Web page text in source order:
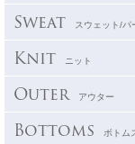
Sweat スウェット/パ
Knit ニット
Outer アウター
Bottoms ボトム